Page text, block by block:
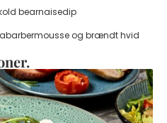
bearnaisedip
og brændt hvid